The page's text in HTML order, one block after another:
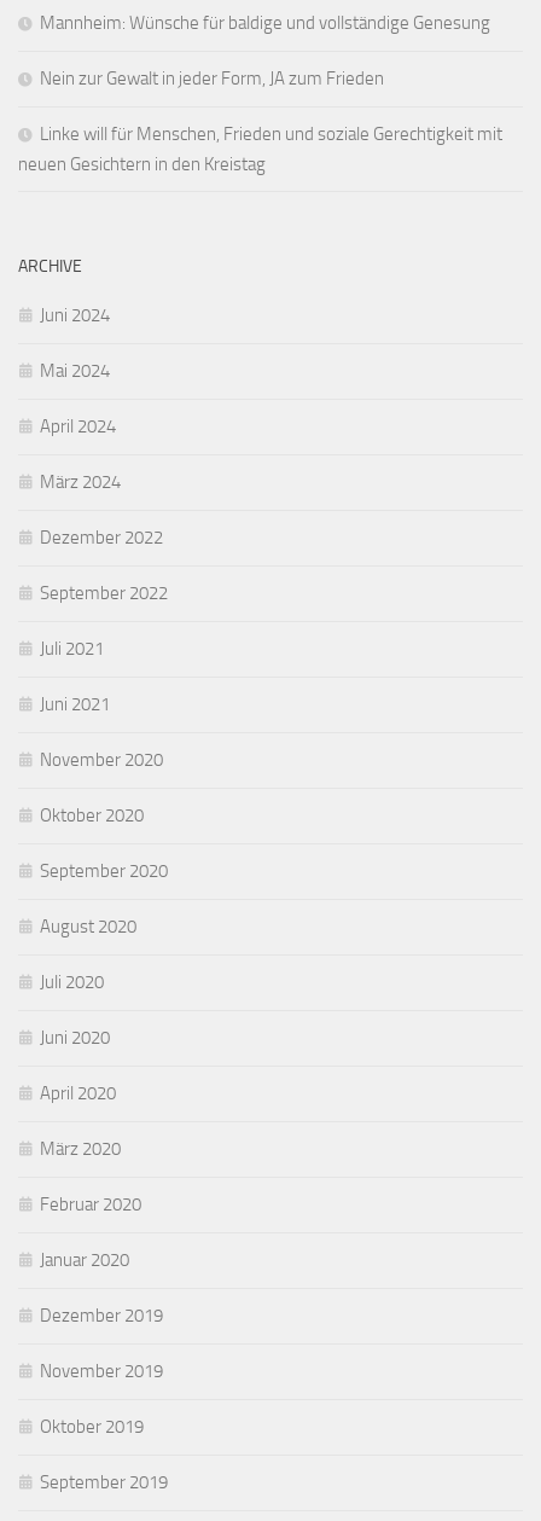
Mannheim: Wünsche für baldige und vollständige Genesung
Nein zur Gewalt in jeder Form, JA zum Frieden
Linke will für Menschen, Frieden und soziale Gerechtigkeit mit
neuen Gesichtern in den Kreistag
ARCHIVE
Juni 2024
Mai 2024
April 2024
März 2024
Dezember 2022
September 2022
Juli 2021
Juni 2021
November 2020
Oktober 2020
September 2020
August 2020
Juli 2020
Juni 2020
April 2020
März 2020
Februar 2020
Januar 2020
Dezember 2019
November 2019
Oktober 2019
September 2019